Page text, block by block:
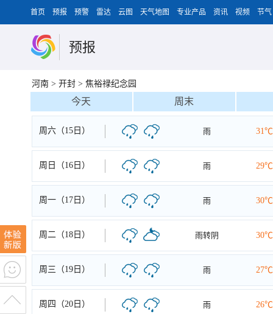
首页 预报 预警 雷达 云图 天气地图 专业产品 资讯 视频 节气
预报
河南 > 开封 > 焦裕禄纪念园
今天 周末
周六（15日） 雨 31℃
周日（16日） 雨 29℃
周一（17日） 雨 30℃
周二（18日） 雨转阴 30℃
周三（19日） 雨 27℃
周四（20日） 雨 26℃